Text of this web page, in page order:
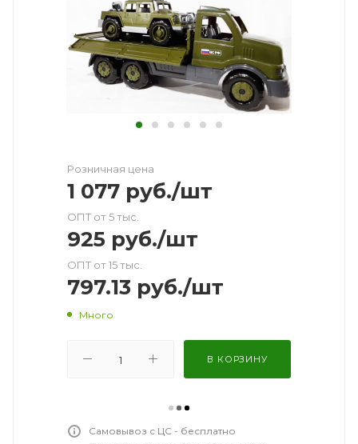
Розничная цена
1 077 руб./шт
ОПТ от 5 тыс.
925 руб./шт
ОПТ от 15 тыс.
797.13 руб./шт
Много
В КОРЗИНУ
ВАРИАНТЫ ДОСТАВКИ